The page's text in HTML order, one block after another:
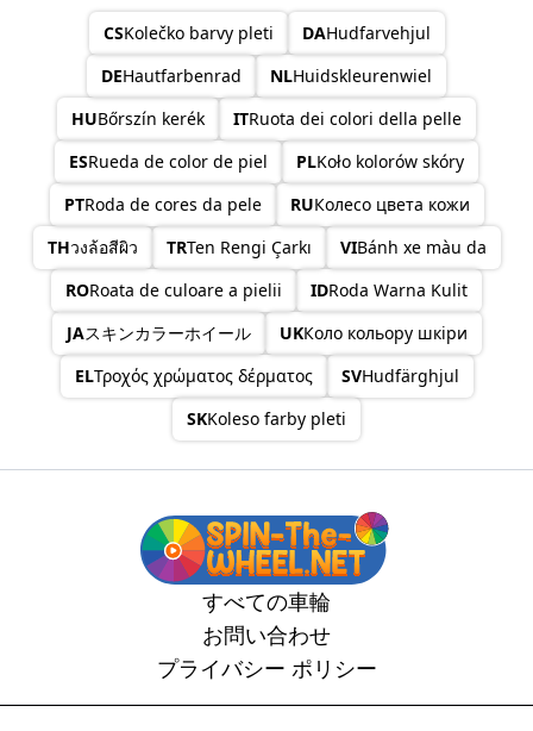
CSKolečko barvy pleti DAHudfarvehjul
DEHautfarbenrad NLHuidskleurenwiel
HUBőrszín kerék ITRuota dei colori della pelle
ESRueda de color de piel PLKoło kolorów skóry
PTRoda de cores da pele RUКолесо цвета кожи
THวงล้อสีผิว TRTen Rengi Çarkı VIBánh xe màu da
RORoata de culoare a pielii IDRoda Warna Kulit
JAスキンカラーホイール UKКоло кольору шкіри
ELΤροχός χρώματος δέρματος SVHudfärghjul
SKKoleso farby pleti
すべての車輪
お問い合わせ
プライバシー ポリシー